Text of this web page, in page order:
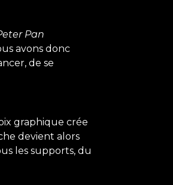
Pan
avons donc
de se
graphique crée
devient alors
les supports, du